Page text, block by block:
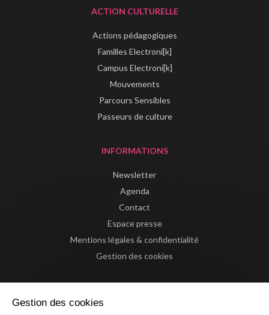
ACTION CULTURELLE
Actions pédagogiques
Familles Electroni[k]
Campus Electroni[k]
Mouvements
Parcours Sensibles
Passeurs de culture
INFORMATIONS
Newsletter
Agenda
Contact
Espace presse
Mentions légales & confidentialité
Gestion des cookies
Gestion des cookies